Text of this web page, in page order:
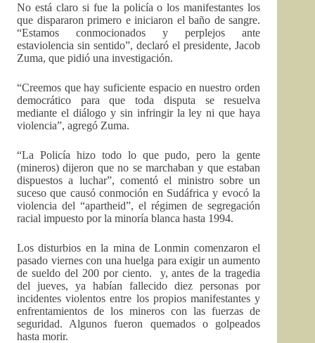
No está claro si fue la policía o los manifestantes los
que dispararon primero e iniciaron el baño de sangre.
“Estamos conmocionados y perplejos ante
estaviolencia sin sentido”, declaró el presidente, Jacob
Zuma, que pidió una investigación.
“Creemos que hay suficiente espacio en nuestro orden
democrático para que toda disputa se resuelva
mediante el diálogo y sin infringir la ley ni que haya
violencia”, agregó Zuma.
“La Policía hizo todo lo que pudo, pero la gente
(mineros) dijeron que no se marchaban y que estaban
dispuestos a luchar”, comentó el ministro sobre un
suceso que causó conmoción en Sudáfrica y evocó la
violencia del “apartheid”, el régimen de segregación
racial impuesto por la minoría blanca hasta 1994.
Los disturbios en la mina de Lonmin comenzaron el
pasado viernes con una huelga para exigir un aumento
de sueldo del 200 por ciento. y, antes de la tragedia
del jueves, ya habían fallecido diez personas por
incidentes violentos entre los propios manifestantes y
enfrentamientos de los mineros con las fuerzas de
seguridad. Algunos fueron quemados o golpeados
hasta morir.